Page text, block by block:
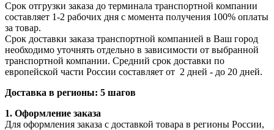
Срок отгрузки заказа до терминала транспортной компании
составляет 1-2 рабочих дня с момента получения 100% оплаты
за товар.
Срок доставки заказа транспортной компанией в Ваш город
необходимо уточнять отдельно в зависимости от выбранной
транспортной компании. Средний срок доставки по
европейской части России составляет от 2 дней - до 20 дней.
Доставка в регионы: 5 шагов
1. Оформление заказа
Для оформления заказа с доставкой товара в регионы России,